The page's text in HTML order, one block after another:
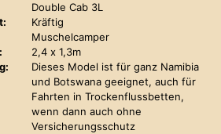
Double Cab 3L
Kräftig
Muschelcamper
2,4 x 1,3m
Dieses Model ist für ganz Namibia
und Botswana geeignet, auch für
Fahrten in Trockenflussbetten,
wenn dann auch ohne
Versicherungsschutz